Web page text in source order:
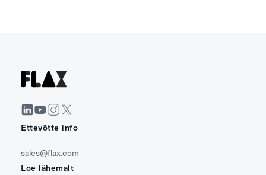
Ettevõtte info
sales@flax.com
Loe lähemalt